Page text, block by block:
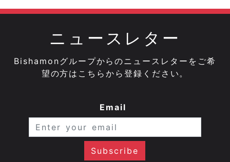
ニュースレター
Bishamonグループからのニュースレターをご希
望の方はこちらから登録ください。
Email